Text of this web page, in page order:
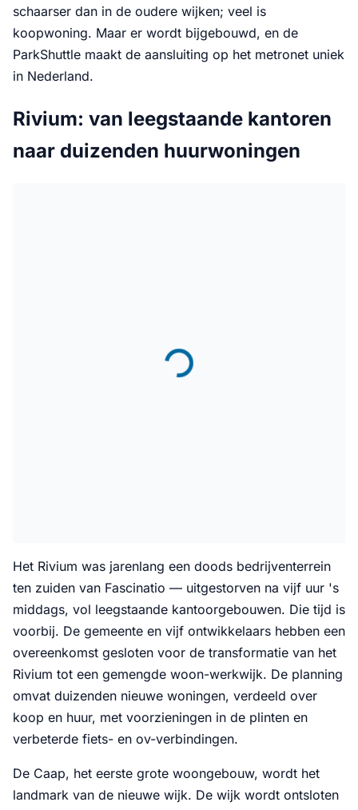
schaarser dan in de oudere wijken; veel is
koopwoning. Maar er wordt bijgebouwd, en de
ParkShuttle maakt de aansluiting op het metronet uniek
in Nederland.
Rivium: van leegstaande kantoren
naar duizenden huurwoningen
Het Rivium was jarenlang een doods bedrijventerrein
ten zuiden van Fascinatio — uitgestorven na vijf uur 's
middags, vol leegstaande kantoorgebouwen. Die tijd is
voorbij. De gemeente en vijf ontwikkelaars hebben een
overeenkomst gesloten voor de transformatie van het
Rivium tot een gemengde woon-werkwijk. De planning
omvat duizenden nieuwe woningen, verdeeld over
koop en huur, met voorzieningen in de plinten en
verbeterde fiets- en ov-verbindingen.
De Caap, het eerste grote woongebouw, wordt het
landmark van de nieuwe wijk. De wijk wordt ontsloten